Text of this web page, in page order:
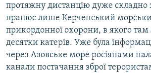
протяжну дистанцію дуже складно
працює лише Керченський
прикордонної охорони, в якого там
десятки катерів. Уже була
через Азовське море росіянами
канали постачання зброї